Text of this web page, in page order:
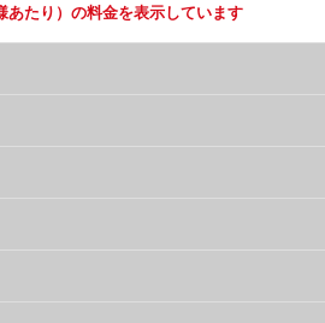
あたり）の料金を表示しています